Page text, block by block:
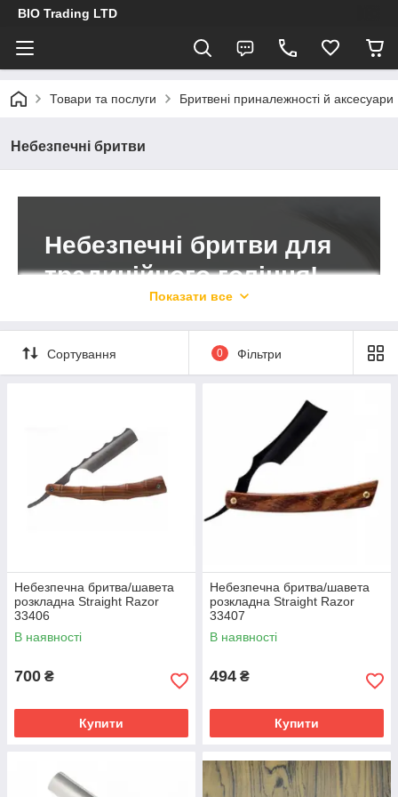
BIO Trading LTD
Товари та послуги Бритвені приналежності й аксесуари
Небезпечні бритви
Небезпечні бритви для
традиційного гоління!
доступними цінами в інтернет-
магазині BIO Trading Ltd. При
замовленні до 17:00 відправлення
Продаж в роздріб та по дропшипінгу
Безкоштовна доставка від 2000 грн
Відправка післяплатою
Показати все
Сортування 0 Фільтри
Небезпечна бритва/шавета
розкладна Straight Razor
33406
В наявності
700 ₴
Купити
Небезпечна бритва/шавета
розкладна Straight Razor
33407
В наявності
494 ₴
Купити